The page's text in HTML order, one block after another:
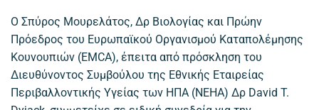
Ο Σπύρος Μουρελάτος, Δρ Βιολογίας και Πρώην
Πρόεδρος του Ευρωπαϊκού Οργανισμού Καταπολέμησης
Κουνουπιών (EMCA), έπειτα από πρόσκληση του
Διευθύνοντος Συμβούλου της Εθνικής Εταιρείας
Περιβαλλοντικής Υγείας των ΗΠΑ (NEHA) Δρ David T.